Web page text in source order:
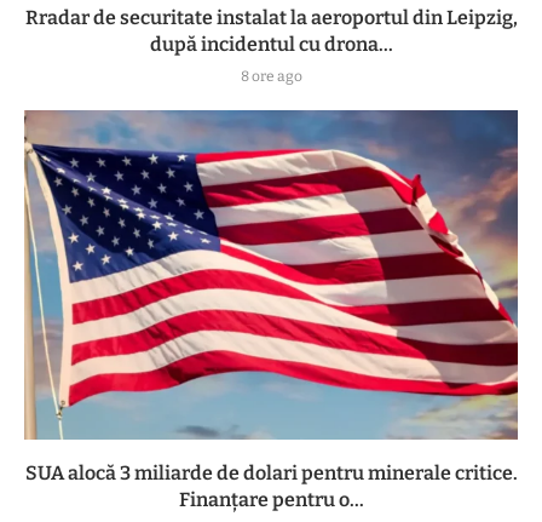
Rradar de securitate instalat la aeroportul din Leipzig,
după incidentul cu drona...
8 ore ago
SUA alocă 3 miliarde de dolari pentru minerale critice.
Finanțare pentru o...